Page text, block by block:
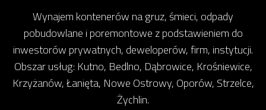
Wynajem kontenerów na gruz, śmieci, odpady
pobudowlane i poremontowe z podstawieniem do
inwestorów prywatnych, deweloperów, firm, instytucji.
Obszar usług: Kutno, Bedlno, Dąbrowice, Krośniewice,
Krzyżanów, Łanięta, Nowe Ostrowy, Oporów, Strzelce,
Żychlin.